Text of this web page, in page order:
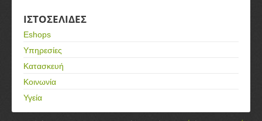
ΙΣΤΟΣΕΛΙΔΕΣ
Eshops
Υπηρεσίες
Κατασκευή
Κοινωνία
Υγεία